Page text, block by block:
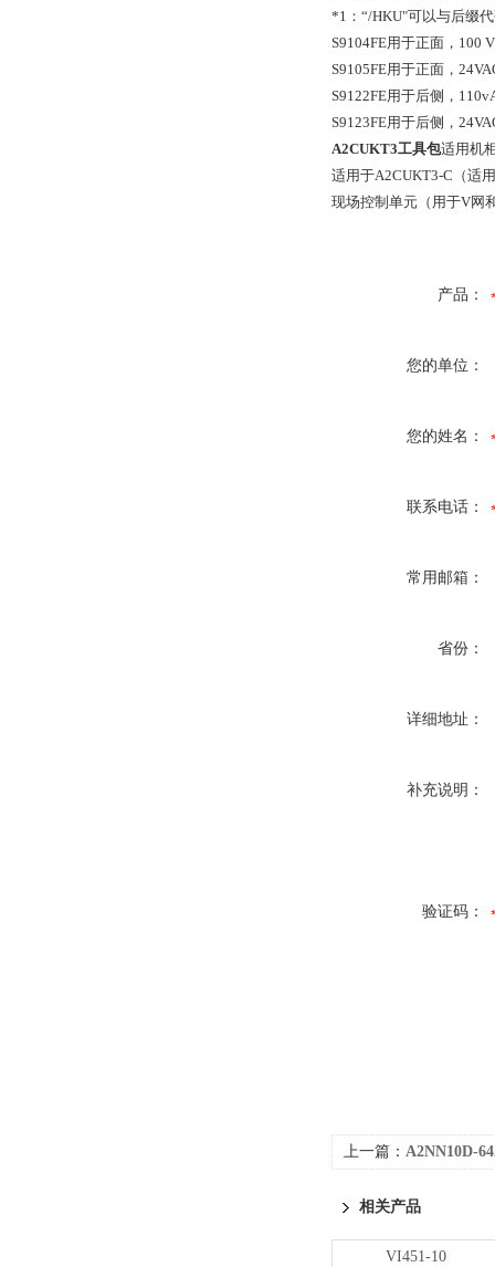
*1：“/HKU"可以与后缀
S9104FE用于正面，100
S9105FE用于正面，
S9122FE用于后侧，
S9123FE用于后侧，
A2CUKT3工具包适用机
适用于A2CUKT3-C（适
现场控制单元（用于V网
产品：
您的单位：
您的姓名：
联系电话：
常用邮箱：
省份：
详细地址：
补充说明：
验证码：
上一篇： A2NN10D-
相关产品
VI451-10